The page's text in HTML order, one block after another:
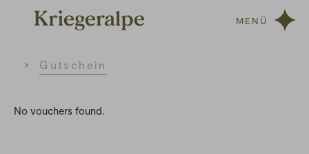
MENÜ
HomeGutschein
No vouchers found.